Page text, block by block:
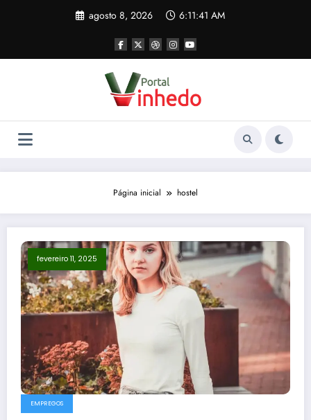
agosto 8, 2026 6:11:41 AM
Página inicial hostel
fevereiro 11, 2025
EMPREGOS